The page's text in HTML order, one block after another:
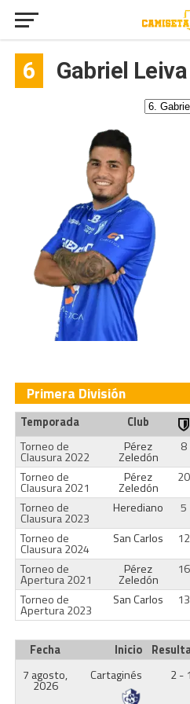
6 Gabriel
Primera División
Temporada
Club
Torneo de
Clausura 2022
Pérez
Zeledón
8
Torneo de
Clausura 2021
Pérez
Zeledón
20
Torneo de
Clausura 2023
Herediano 5
Torneo de
Clausura 2024
San Carlos 12
Torneo de
Apertura 2021
Pérez
Zeledón
16
Torneo de
Apertura 2023
San Carlos 13
Fecha Inicio
7 agosto,
2026
Cartaginés
2 - 1